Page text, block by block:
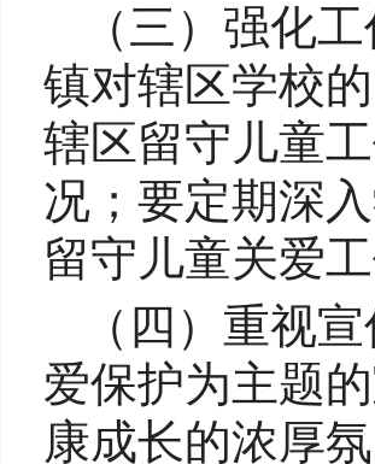
（三）强化
镇对辖区学校
辖区留守儿童
况；要定期深
留守儿童关爱
（四）重视
爱保护为主题
康成长的浓厚